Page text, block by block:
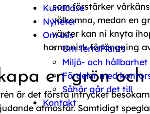
Kundcase
Nyheter
Om oss
Om TerraPlants
Miljö- och hållbarhet
Fördelar med
Såhär går det till
Kontakt
som förstärker
välkomna, medan en
växter kan ni knyta
harmonisk förlängning
en grön
är det första intrycket
atmosfär. Samtidigt